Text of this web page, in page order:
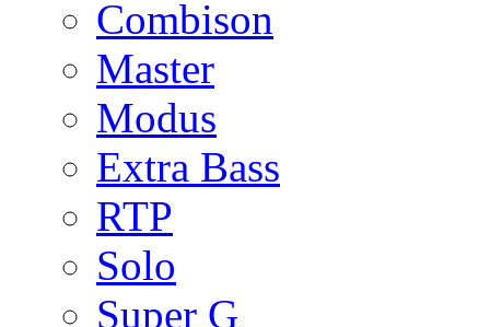
Combison
Master
Modus
Extra Bass
RTP
Solo
Super G